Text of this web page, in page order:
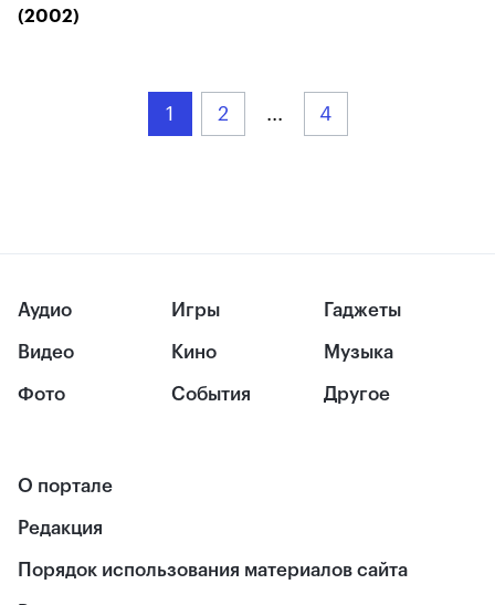
(2002)
1 2 ... 4
Аудио
Видео
Фото
Игры
Кино
События
Гаджеты
Музыка
Другое
О портале
Редакция
Порядок использования материалов сайта